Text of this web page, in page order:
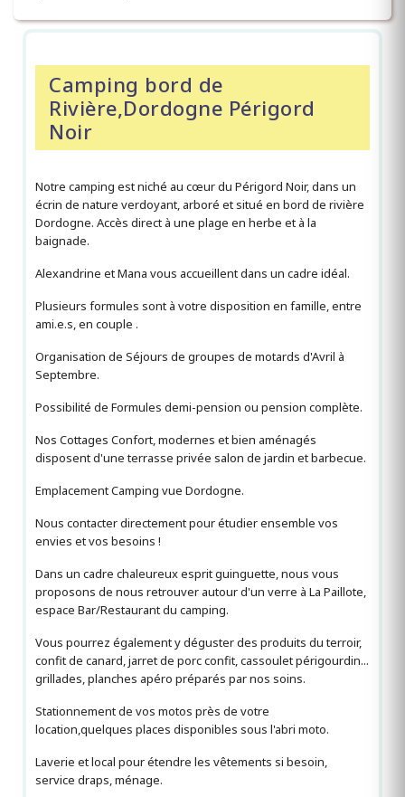
Camping bord de
Rivière,Dordogne Périgord
Noir
Notre camping est niché au cœur du Périgord Noir, dans un
écrin de nature verdoyant, arboré et situé en bord de rivière
Dordogne. Accès direct à une plage en herbe et à la
baignade.
Alexandrine et Mana vous accueillent dans un cadre idéal.
Plusieurs formules sont à votre disposition en famille, entre
ami.e.s, en couple .
Organisation de Séjours de groupes de motards d'Avril à
Septembre.
Possibilité de Formules demi-pension ou pension complète.
Nos Cottages Confort, modernes et bien aménagés
disposent d'une terrasse privée salon de jardin et barbecue.
Emplacement Camping vue Dordogne.
Nous contacter directement pour étudier ensemble vos
envies et vos besoins !
Dans un cadre chaleureux esprit guinguette, nous vous
proposons de nous retrouver autour d'un verre à La Paillote,
espace Bar/Restaurant du camping.
Vous pourrez également y déguster des produits du terroir,
confit de canard, jarret de porc confit, cassoulet périgourdin...
grillades, planches apéro préparés par nos soins.
Stationnement de vos motos près de votre
location,quelques places disponibles sous l'abri moto.
Laverie et local pour étendre les vêtements si besoin,
service draps, ménage.